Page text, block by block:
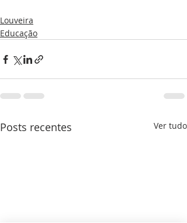
Louveira
Educação
Posts recentes Ver tudo